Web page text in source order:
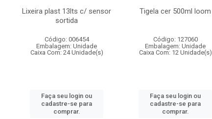
Lixeira plast 13lts c/ sensor
sortida
Código: 006454
Embalagem: Unidade
Caixa Com: 24 Unidade(s)
Faça seu login ou
cadastre-se para
comprar.
Tigela cer 500ml loom
Código: 127060
Embalagem: Unidade
Caixa Com: 12 Unidade(s)
Faça seu login ou
cadastre-se para
comprar.